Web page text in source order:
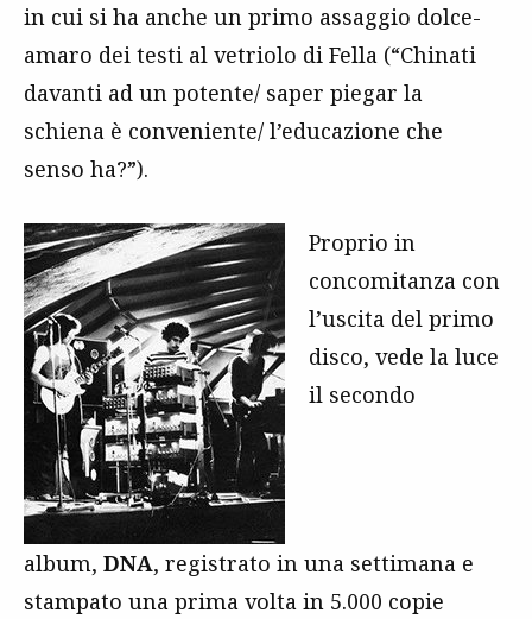
in cui si ha anche un primo assaggio dolce-
amaro dei testi al vetriolo di Fella (“Chinati
davanti ad un potente/ saper piegar la
schiena è conveniente/ l’educazione che
senso ha?”).
Proprio in
concomitanza con
l’uscita del primo
disco, vede la luce
il secondo
album, DNA, registrato in una settimana e
stampato una prima volta in 5.000 copie